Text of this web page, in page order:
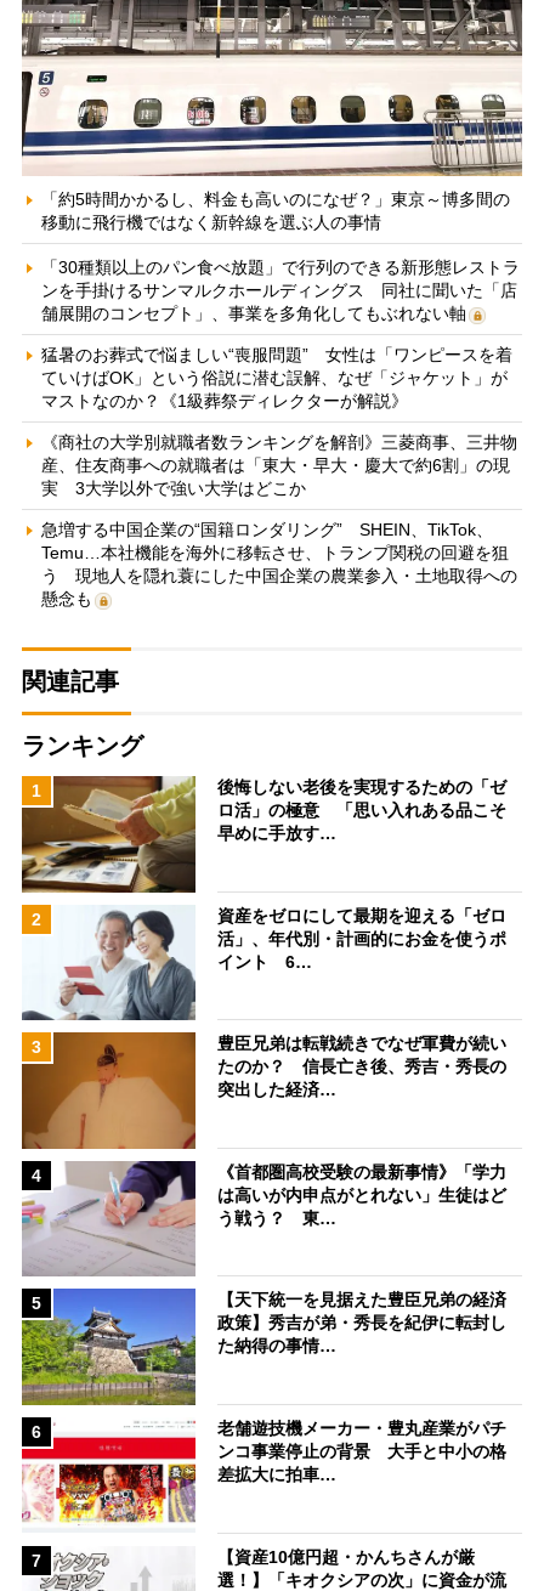
「約5時間かかるし、料金も高いのになぜ？」東京～博多間の
移動に飛行機ではなく新幹線を選ぶ人の事情
「30種類以上のパン食べ放題」で行列のできる新形態レストラ
ンを手掛けるサンマルクホールディングス 同社に聞いた「店
舗展開のコンセプト」、事業を多角化してもぶれない軸
猛暑のお葬式で悩ましい“喪服問題” 女性は「ワンピースを着
ていけばOK」という俗説に潜む誤解、なぜ「ジャケット」が
マストなのか？《1級葬祭ディレクターが解説》
《商社の大学別就職者数ランキングを解剖》三菱商事、三井物
産、住友商事への就職者は「東大・早大・慶大で約6割」の現
実 3大学以外で強い大学はどこか
急増する中国企業の“国籍ロンダリング” SHEIN、TikTok、
Temu…本社機能を海外に移転させ、トランプ関税の回避を狙
う 現地人を隠れ蓑にした中国企業の農業参入・土地取得への
懸念も
関連記事
ランキング
1
後悔しない老後を実現するための「ゼ
ロ活」の極意 「思い入れある品こそ
早めに手放す…
2
資産をゼロにして最期を迎える「ゼロ
活」、年代別・計画的にお金を使うポ
イント 6…
3
豊臣兄弟は転戦続きでなぜ軍費が続い
たのか？ 信長亡き後、秀吉・秀長の
突出した経済…
4
《首都圏高校受験の最新事情》「学力
は高いが内申点がとれない」生徒はど
う戦う？ 東…
5
【天下統一を見据えた豊臣兄弟の経済
政策】秀吉が弟・秀長を紀伊に転封し
た納得の事情…
6
老舗遊技機メーカー・豊丸産業がパチ
ンコ事業停止の背景 大手と中小の格
差拡大に拍車…
7
【資産10億円超・かんちさんが厳
選！】「キオクシアの次」に資金が流